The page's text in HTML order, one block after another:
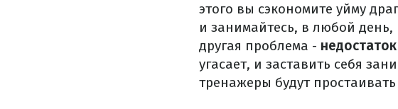
этого вы сэкономите уйму
и занимайтесь, в любой
другая проблема -
угасает, и заставить себя
тренажеры будут